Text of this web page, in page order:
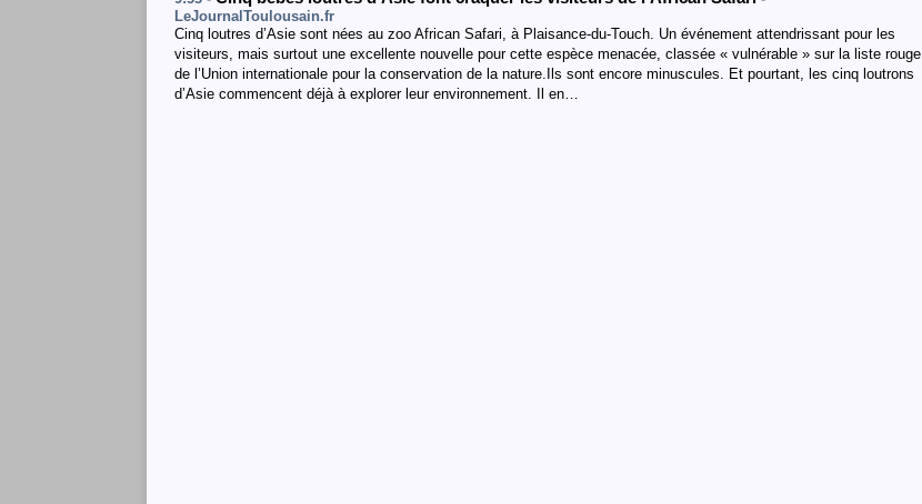
LeJournalToulousain.fr
Cinq loutres d’Asie sont nées au zoo African Safari, à Plaisance-du-Touch. Un événement attendrissant pour les
visiteurs, mais surtout une excellente nouvelle pour cette espèce menacée, classée « vulnérable » sur la liste rouge
de l’Union internationale pour la conservation de la nature.Ils sont encore minuscules. Et pourtant, les cinq loutrons
d’Asie commencent déjà à explorer leur environnement. Il en…